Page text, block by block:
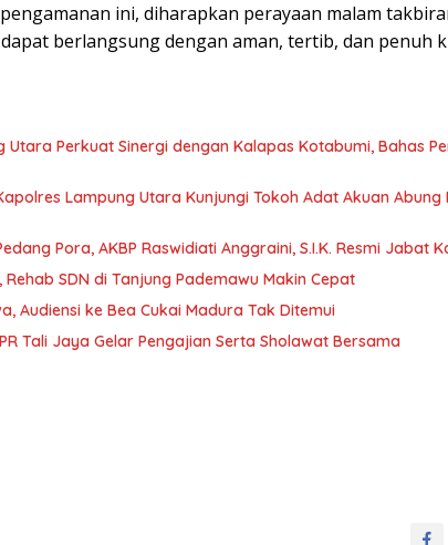
ini, diharapkan perayaan malam
berlangsung dengan aman, tertib, dan penuh
Utara Perkuat Sinergi dengan Kalapas Kotabumi, Bahas
Lampung Utara Kunjungi Tokoh Adat Akuan
Pora, AKBP Raswidiati Anggraini, S.I.K. Resmi Jabat
SDN di Tanjung Pademawu Makin Cepat
Audiensi ke Bea Cukai Madura Tak Ditemui
Tali Jaya Gelar Pengajian Serta Sholawat Bersama